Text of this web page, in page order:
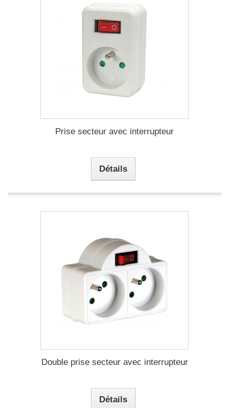
Prise secteur avec interrupteur
Détails
Double prise secteur avec interrupteur
Détails